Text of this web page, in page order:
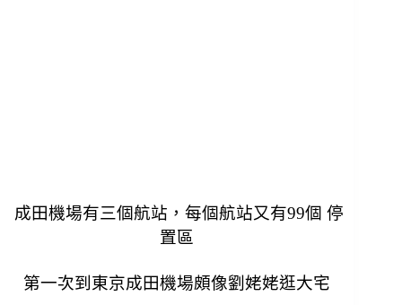
成田機場有三個航站，每個航站又有99個 停
置區
第一次到東京成田機場頗像劉姥姥逛大宅